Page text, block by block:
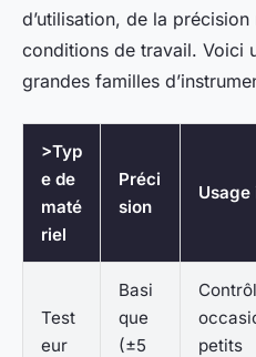
d’utilisation, de la
conditions de travail. Voici
grandes familles
>Typ
e de
maté
riel
Préci
sion
Usage
Test
eur
Basi
que
(±5
petits